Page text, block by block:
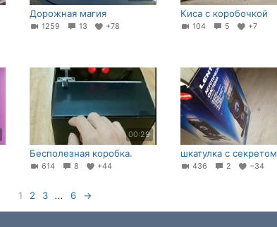
Дорожная магия
1259 13 +78
Киса с коробочкой
104 5 +7
00:29
Бесполезная коробка.
614 8 +44
шкатулка с секретом
436 2 −34
1 2 3 ... 6 →